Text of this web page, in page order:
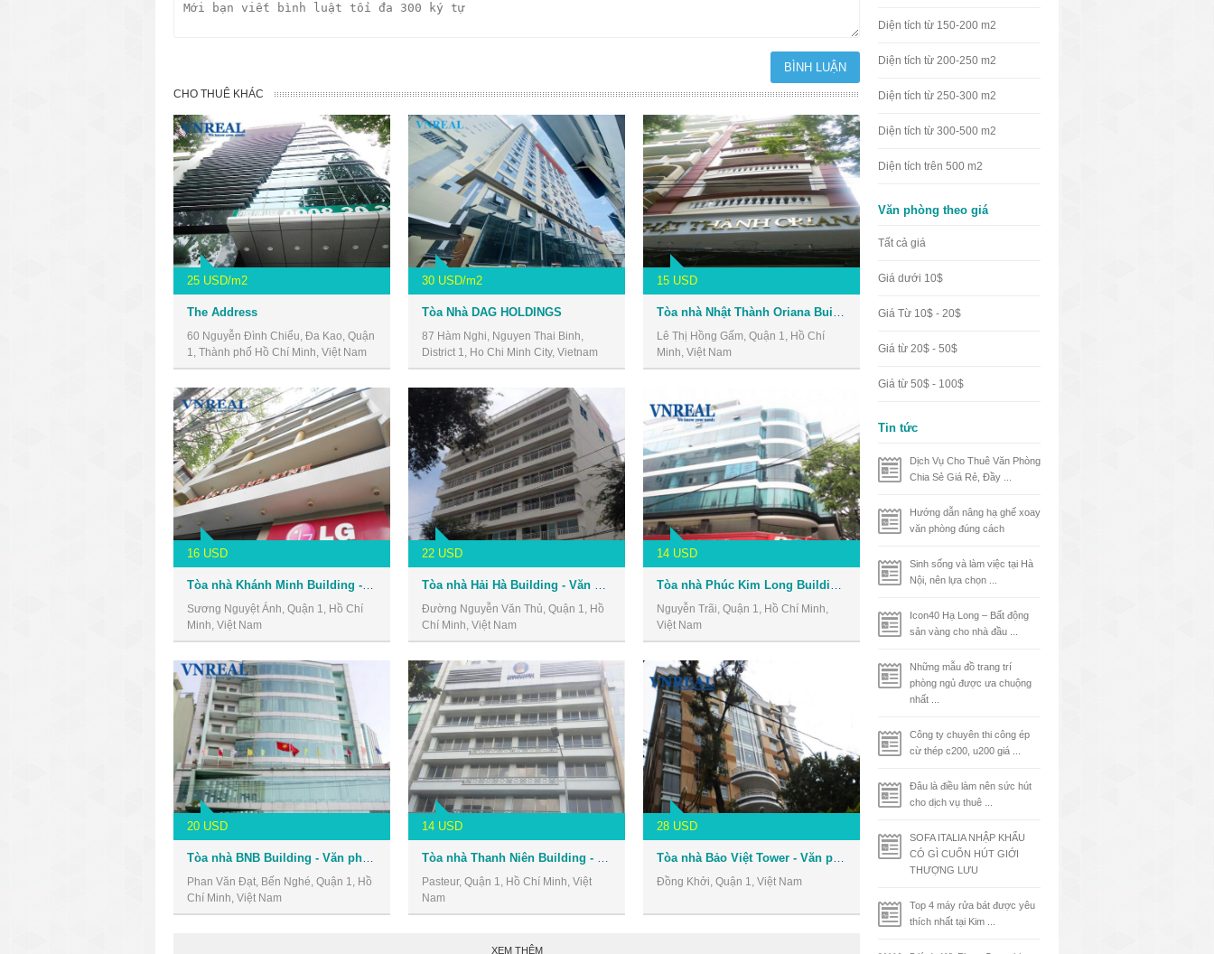
CHO THUÊ KHÁC
25 USD/m2
The Address
60 Nguyễn Đình Chiểu, Đa Kao, Quận
1, Thành phố Hồ Chí Minh, Việt Nam
30 USD/m2
Tòa Nhà DAG HOLDINGS
87 Hàm Nghi, Nguyen Thai Binh,
District 1, Ho Chi Minh City, Vietnam
15 USD
Lê Thị Hồng Gấm, Quận 1, Hồ Chí
Minh, Việt Nam
16 USD
Sương Nguyệt Ánh, Quận 1, Hồ Chí
Minh, Việt Nam
22 USD
Đường Nguyễn Văn Thủ, Quận 1, Hồ
Chí Minh, Việt Nam
14 USD
Nguyễn Trãi, Quận 1, Hồ Chí Minh,
Việt Nam
20 USD
Phan Văn Đạt, Bến Nghé, Quận 1, Hồ
Chí Minh, Việt Nam
14 USD
Pasteur, Quận 1, Hồ Chí Minh, Việt
Nam
28 USD
Đồng Khởi, Quận 1, Việt Nam
XEM THÊM
Diện tích từ 150-200 m2
Diện tích từ 200-250 m2
Diện tích từ 250-300 m2
Diện tích từ 300-500 m2
Diện tích trên 500 m2
Văn phòng theo giá
Tất cả giá
Giá dưới 10$
Giá Từ 10$ - 20$
Giá từ 20$ - 50$
Giá từ 50$ - 100$
Tin tức
Dịch Vụ Cho Thuê Văn Phòng
Chia Sẻ Giá Rẻ, Đầy ...
Hướng dẫn nâng hạ ghế xoay
văn phòng đúng cách
Sinh sống và làm việc tại Hà
Nội, nên lựa chọn ...
Icon40 Hạ Long – Bất động
sản vàng cho nhà đầu ...
Những mẫu đồ trang trí
phòng ngủ được ưa chuộng
nhất ...
Công ty chuyên thi công ép
cừ thép c200, u200 giá ...
Đâu là điều làm nên sức hút
cho dịch vụ thuê ...
SOFA ITALIA NHẬP KHẨU
CÓ GÌ CUỐN HÚT GIỚI
THƯỢNG LƯU
Top 4 máy rửa bát được yêu
thích nhất tại Kim ...